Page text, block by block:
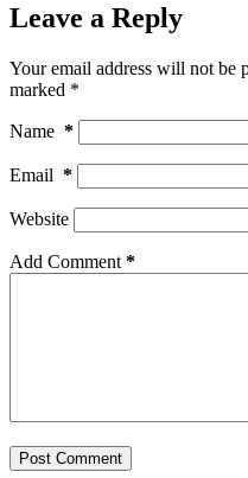
Leave a Reply
Your email address will not be
marked *
Name *
Email *
Website
Add Comment *
Post Comment